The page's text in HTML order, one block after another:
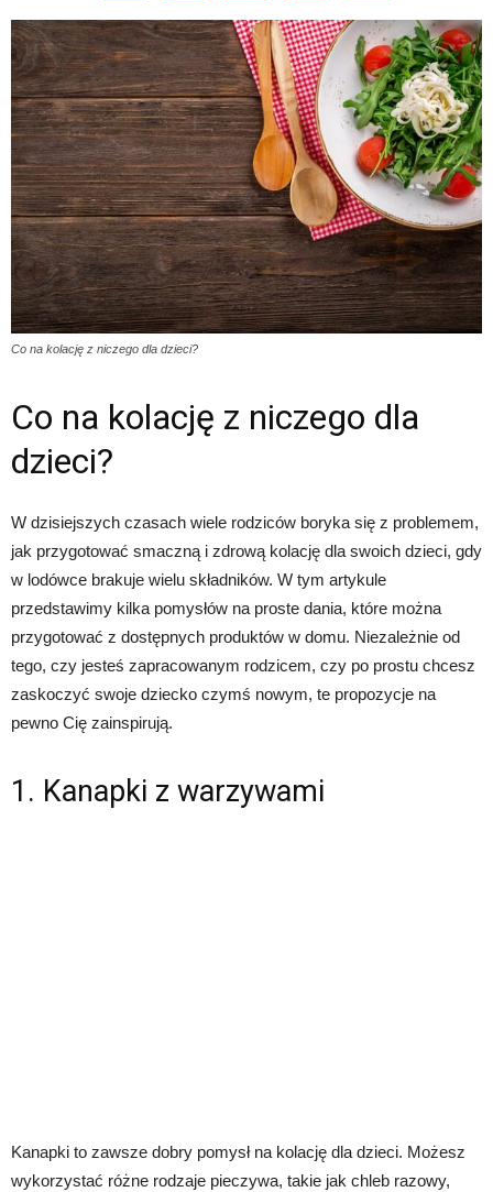
Co na kolację z niczego dla dzieci?
Co na kolację z niczego dla
dzieci?
W dzisiejszych czasach wiele rodziców boryka się z problemem,
jak przygotować smaczną i zdrową kolację dla swoich dzieci, gdy
w lodówce brakuje wielu składników. W tym artykule
przedstawimy kilka pomysłów na proste dania, które można
przygotować z dostępnych produktów w domu. Niezależnie od
tego, czy jesteś zapracowanym rodzicem, czy po prostu chcesz
zaskoczyć swoje dziecko czymś nowym, te propozycje na
pewno Cię zainspirują.
1. Kanapki z warzywami
Kanapki to zawsze dobry pomysł na kolację dla dzieci. Możesz
wykorzystać różne rodzaje pieczywa, takie jak chleb razowy,